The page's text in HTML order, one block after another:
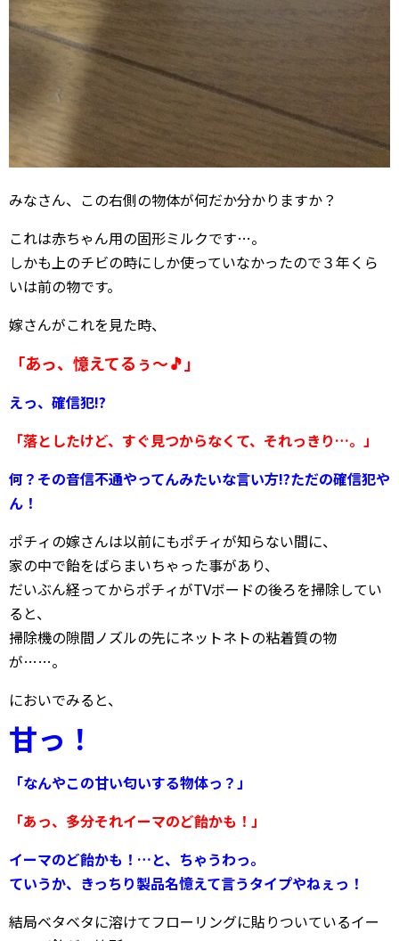
みなさん、この右側の物体が何だか分かりますか？
これは赤ちゃん用の固形ミルクです…。
しかも上のチビの時にしか使っていなかったので３年くら
いは前の物です。
嫁さんがこれを見た時、
「あっ、憶えてるぅ～🎵」
えっ、確信犯!?
「落としたけど、すぐ見つからなくて、それっきり…。」
何？その音信不通やってんみたいな言い方!?ただの確信犯や
ん！
ポチィの嫁さんは以前にもポチィが知らない間に、
家の中で飴をばらまいちゃった事があり、
だいぶん経ってからポチィがTVボードの後ろを掃除してい
ると、
掃除機の隙間ノズルの先にネットネトの粘着質の物
が……。
においでみると、
甘っ！
「なんやこの甘い匂いする物体っ？」
「あっ、多分それイーマのど飴かも！」
イーマのど飴かも！…と、ちゃうわっ。
ていうか、きっちり製品名憶えて言うタイプやねぇっ！
結局ベタベタに溶けてフローリングに貼りついているイー